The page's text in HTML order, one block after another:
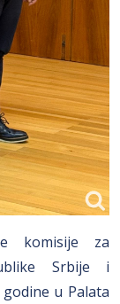
komisije za
Srbije i
u Palata